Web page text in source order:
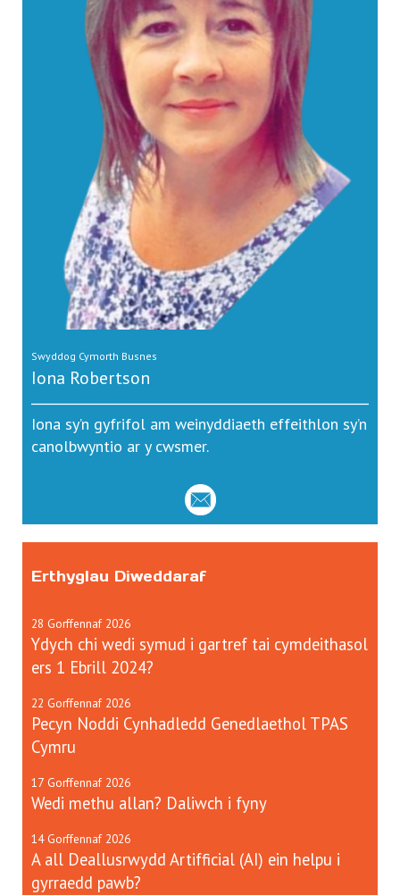
Swyddog Cymorth Busnes
Iona Robertson
Iona sy’n gyfrifol am weinyddiaeth effeithlon sy’n
canolbwyntio ar y cwsmer.
Erthyglau Diweddaraf
28 Gorffennaf 2026
Ydych chi wedi symud i gartref tai cymdeithasol
ers 1 Ebrill 2024?
22 Gorffennaf 2026
Pecyn Noddi Cynhadledd Genedlaethol TPAS
Cymru
17 Gorffennaf 2026
Wedi methu allan? Daliwch i fyny
14 Gorffennaf 2026
A all Deallusrwydd Artifficial (AI) ein helpu i
gyrraedd pawb?